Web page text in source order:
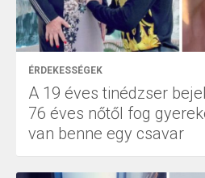
ÉRDEKESSÉGEK
A 19 éves tinédzser
76 éves nőtől fog
van benne egy csavar